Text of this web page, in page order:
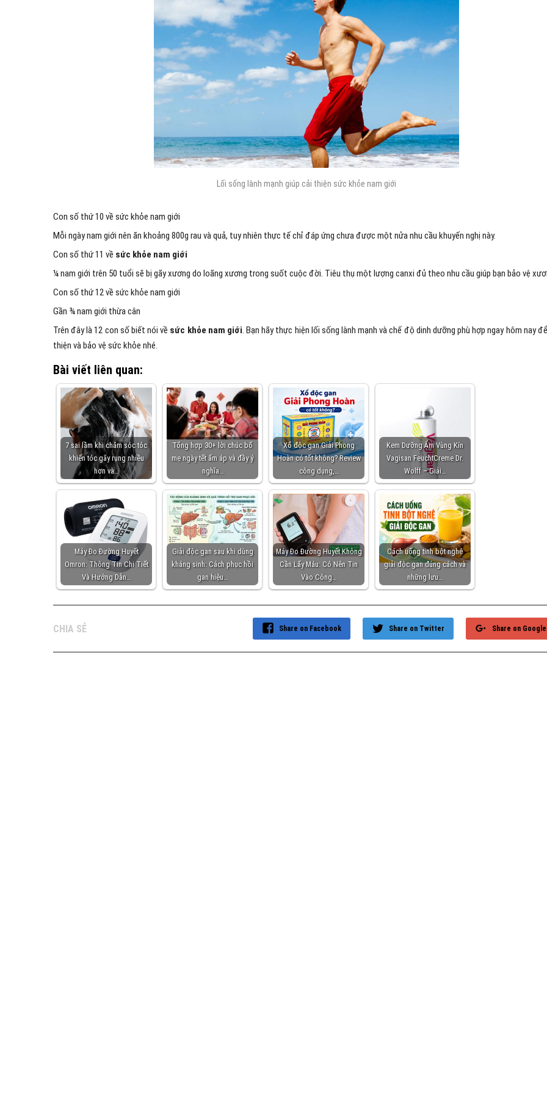
Lối sống lành mạnh giúp cải thiện sức khỏe nam giới
Con số thứ 10 về sức khỏe nam giới
Mỗi ngày nam giới nên ăn khoảng 800g rau và quả, tuy nhiên thực tế chỉ đáp ứng chưa được một nửa nhu cầu khuyến nghị này.
Con số thứ 11 về sức khỏe nam giới
¼ nam giới trên 50 tuổi sẽ bị gãy xương do loãng xương trong suốt cuộc đời. Tiêu thụ một lượng canxi đủ theo nhu cầu giúp bạn bảo vệ
Con số thứ 12 về sức khỏe nam giới
Gần ¾ nam giới thừa cân
Trên đây là 12 con số biết nói về sức khỏe nam giới. Bạn hãy thực hiện lối sống lành mạnh và chế độ dinh dưỡng phù hợp ngay hôm nay
thiện và bảo vệ sức khỏe nhé.
Bài viết liên quan:
7 sai lầm khi chăm sóc tóc
khiến tóc gãy rụng nhiều
hơn và…
Tổng hợp 30+ lời chúc bố
mẹ ngày tết ấm áp và đầy ý
nghĩa…
Xổ độc gan Giải Phong
Hoàn có tốt không? Review
công dụng,…
Kem Dưỡng Ẩm Vùng Kín
Vagisan FeuchtCreme Dr.
Wolff – Giải…
Máy Đo Đường Huyết
Omron: Thông Tin Chi Tiết
Và Hướng Dẫn…
Giải độc gan sau khi dùng
kháng sinh: Cách phục hồi
gan hiệu…
Máy Đo Đường Huyết Không
Cần Lấy Máu: Có Nên Tin
Vào Công…
Cách uống tinh bột nghệ
giải độc gan đúng cách và
những lưu…
CHIA SẺ Share on
Share on Twitter
Share on Facebook